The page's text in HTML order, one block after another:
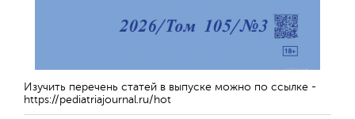
Изучить перечень статей в выпуске можно по ссылке -
https://pediatriajournal.ru/hot